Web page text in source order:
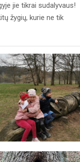
jie tikrai sudalyvaus!
žygių, kurie ne tik